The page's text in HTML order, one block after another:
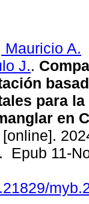
Mauricio A.
J..
para
en
[online].
Epub 11-